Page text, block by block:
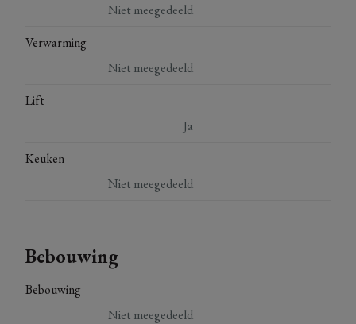
Niet meegedeeld
Verwarming
Niet meegedeeld
Lift
Ja
Keuken
Niet meegedeeld
Bebouwing
Bebouwing
Niet meegedeeld